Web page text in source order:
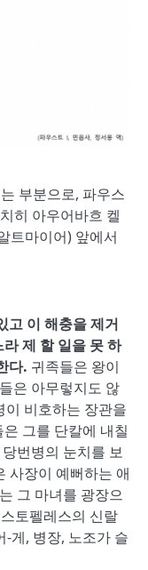
부분으로, 파우스
히 아우어바흐 켈
트마이어) 앞에서
고 이 해충을 제거
제 할 일을 못 하
다. 귀족들은 왕이
은 아무렇지도 않
이 비호하는 장관을
그를 단칼에 내칠
번병의 눈치를 보
사장이 예뻐하는 애
그 마녀를 광장으
토펠레스의 신랄
-게, 병장, 노조가 슬